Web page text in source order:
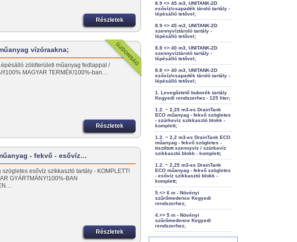
Részletek
vízóraakna;
zöldterületi műanyag fedlappal /
MAGYAR TERMÉK!100%-ban…
Részletek
- fekvő - esővíz…
esővíz szikkasztó tartály - KOMPLETT!
GYÁRTMÁNY!100%-BAN
Részletek
8.9 <> 45 m3, UNITANK-2D
esővíz/csapadék tároló tartály -
lépésálló tetővel;
8.9 <> 45 m3, UNITANK-2D
szennyvíztároló tartály -
lépésálló tetővel;
8.8 <> 40 m3, UNITANK-2D
szennyvíztároló tartály -
lépésálló tetővel;
8.8 <> 40 m3, UNITANK-2D
esővíz/csapadék tároló tartály -
lépésálló tetővel;
1. Levegőztető buborék tartály
Kegyedi rendszerhez - 125 liter;
1.2. ~ 2,25 m3-es DrainTank
ECO műanyag - fekvő szögletes
- szürkevíz szikkasztó blokk -
komplett;
1.2. ~ 2,2 m3-es DrainTank ECO
műanyag - fekvő szögletes -
tisztított szennyvíz / szürkevíz
szikkasztó blokk - komplett;
1.2. ~ 2,25 m3-es DrainTank
ECO műanyag - fekvő szögletes
- esővíz szikkasztó blokk -
komplett;
5.<> 6 m - Növényi
szűrőmedence Kegyedi
rendszerhez;
4.<> 5 m - Növényi
szűrőmedence Kegyedi
rendszerhez;